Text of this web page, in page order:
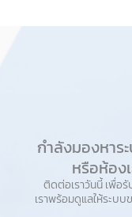
กำลังมองหาร
หรือห้อง
ติดต่อเราวันนี้ เพื่อ
เราพร้อมดูแลให้ระบ